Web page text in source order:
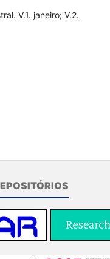
V.1. janeiro; V.2.